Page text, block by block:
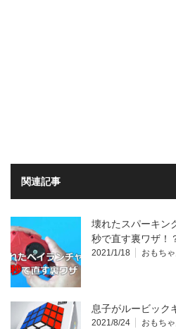
関連記事
壊れたスパーキン
秒で直す裏ワザ！
2021/1/18 おもちゃ
息子がルービック
2021/8/24 おもちゃ